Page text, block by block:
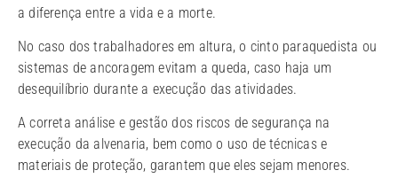
a diferença entre a vida e a morte.
No caso dos trabalhadores em altura, o cinto paraquedista ou
sistemas de ancoragem evitam a queda, caso haja um
desequilíbrio durante a execução das atividades.
A correta análise e gestão dos riscos de segurança na
execução da alvenaria, bem como o uso de técnicas e
materiais de proteção, garantem que eles sejam menores.